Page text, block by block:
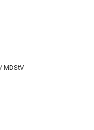
MDStV